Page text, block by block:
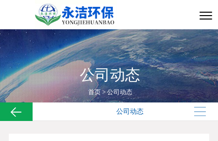
公司动态
首页> 公司动态
公司动态